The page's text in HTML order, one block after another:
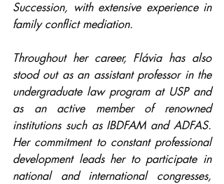
Succession, with extensive experience in
family conflict mediation.
Throughout her career, Flávia has also
stood out as an assistant professor in the
undergraduate law program at USP and
as an active member of renowned
institutions such as IBDFAM and ADFAS.
Her commitment to constant professional
development leads her to participate in
national and international congresses,